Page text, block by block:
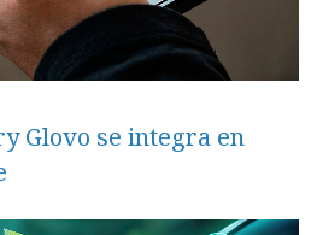
Glovo se integra en